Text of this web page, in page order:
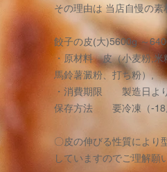
その理由は 当店自慢の素
餃子の皮(大)5600g ～
・原材料 皮（小麦粉,米
馬鈴薯澱粉、打ち粉）,
・消費期限 製造日よ
保存方法 要冷凍（-18
〇皮の伸びる性質により
していますのでご理解願